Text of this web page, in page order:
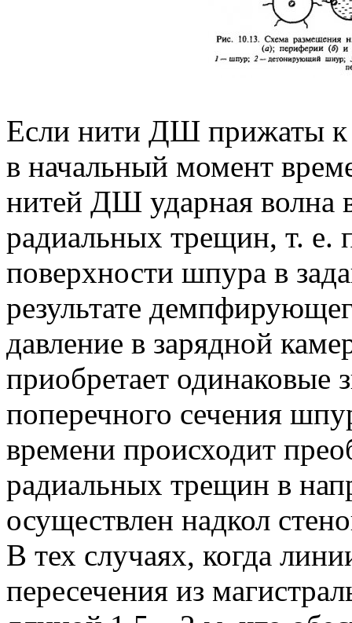
Если нити ДШ прижаты к
в начальный момент
нитей ДШ ударная волна
радиальных трещин, т. е.
поверхности шпура в
результате
давление в зарядной
приобретает одинаковые
поперечного сечения
времени происходит
радиальных трещин в
осуществлен надкол
В тех случаях, когда
пересечения из